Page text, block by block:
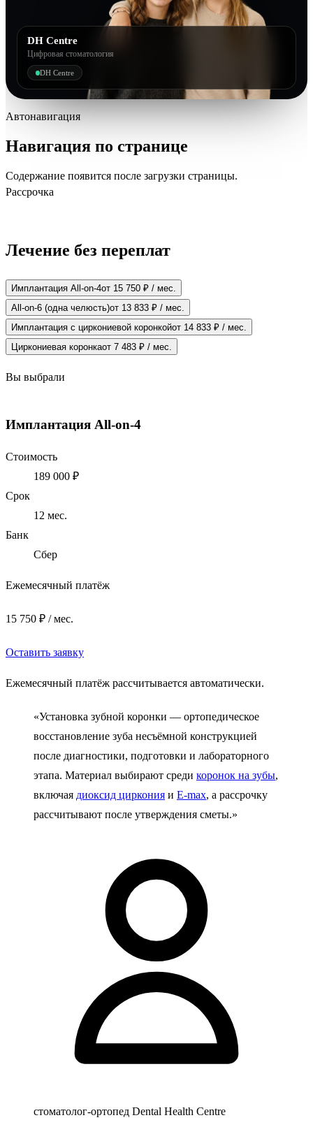
DH Centre
Цифровая стоматология
DH Centre
Автонавигация
Навигация по странице
Содержание появится после загрузки страницы.
Рассрочка
Лечение без переплат
Имплантация All-on-4от 15 750 ₽ / мес.
All-on-6 (одна челюсть)от 13 833 ₽ / мес.
Имплантация с циркониевой коронкойот 14 833 ₽ / мес.
Циркониевая коронкаот 7 483 ₽ / мес.
Вы выбрали
Имплантация All-on-4
Стоимость
189 000 ₽
Срок
12 мес.
Банк
Сбер
Ежемесячный платёж
15 750 ₽ / мес.
Оставить заявку
Ежемесячный платёж рассчитывается автоматически.
«Установка зубной коронки — ортопедическое
восстановление зуба несъёмной конструкцией
после диагностики, подготовки и лабораторного
этапа. Материал выбирают среди коронок на зубы,
включая диоксид циркония и E-max, а рассрочку
рассчитывают после утверждения сметы.»
стоматолог-ортопед Dental Health Centre